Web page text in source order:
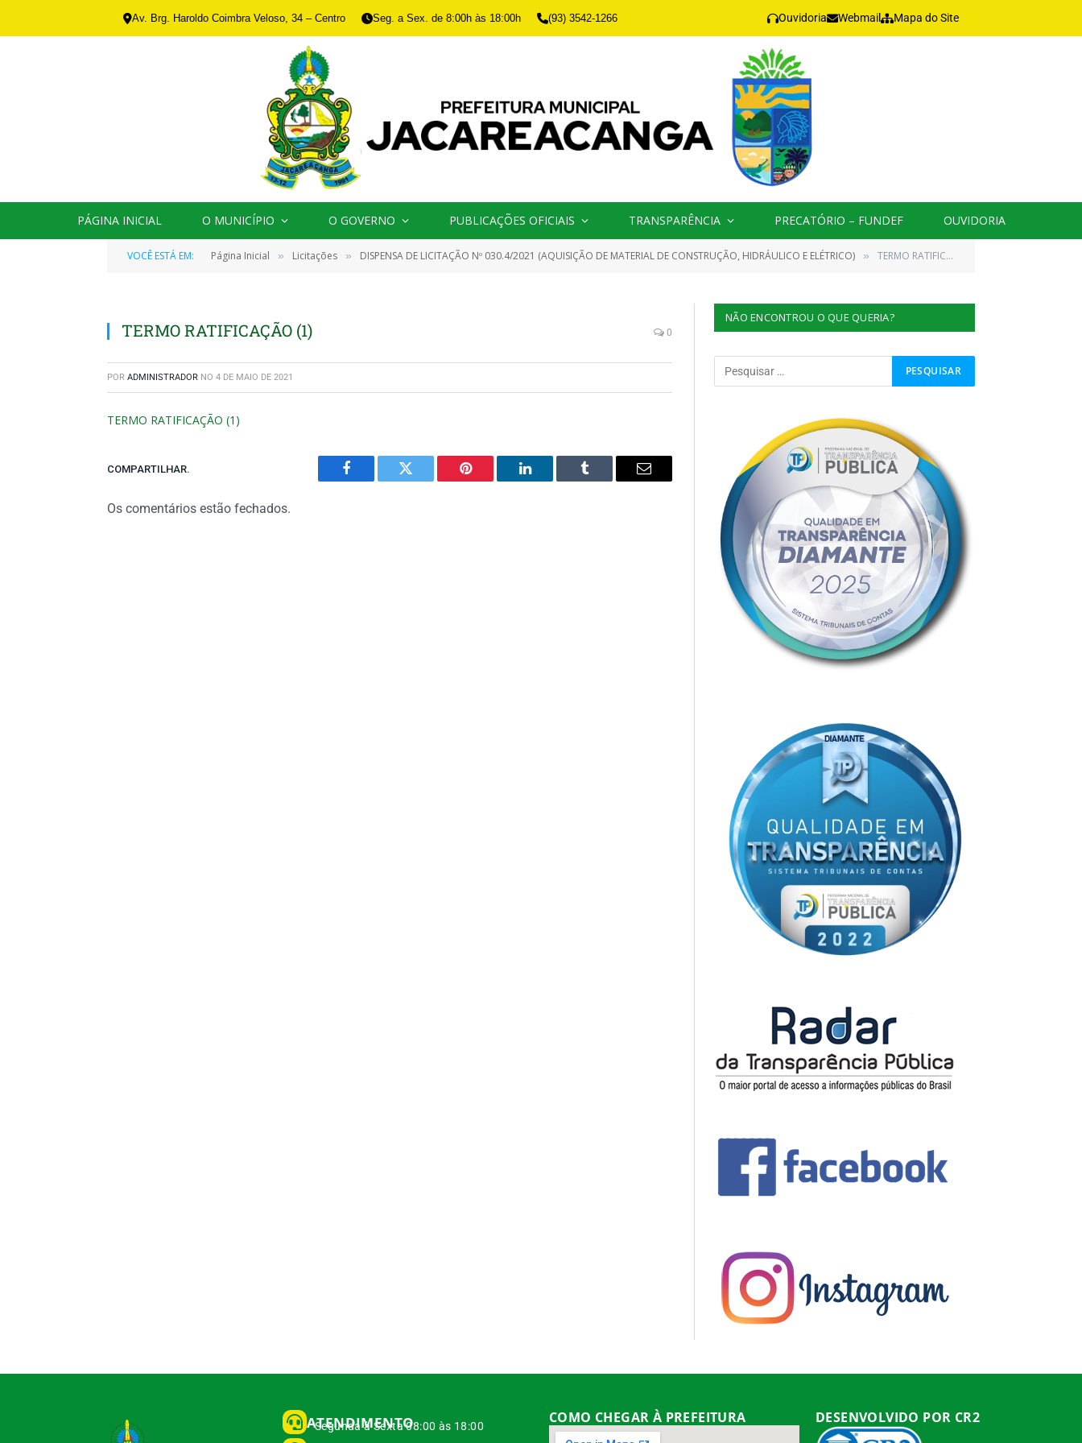
Av. Brg. Haroldo Coimbra Veloso, 34 – Centro Seg. a Sex. de 8:00h às 18:00h (93) 3542-1266 Ouvidoria Webmail Mapa do Site
PÁGINA INICIAL O MUNICÍPIO O GOVERNO PUBLICAÇÕES OFICIAIS TRANSPARÊNCIA PRECATÓRIO – FUNDEF OUVIDORIA
VOCÊ ESTÁ EM: Página Inicial » Licitações » DISPENSA DE LICITAÇÃO Nº 030.4/2021 (AQUISIÇÃO DE MATERIAL DE CONSTRUÇÃO, HIDRÁULICO E ELÉTRICO) » TERMO RATIFICAÇÃO (1)
TERMO RATIFICAÇÃO (1) 0
POR ADMINISTRADOR NO 4 DE MAIO DE 2021
TERMO RATIFICAÇÃO (1)
COMPARTILHAR.
Facebook Twitter Pinterest
O
Tumblr
E-
Os comentários estão fechados.
NÃO ENCONTROU O QUE QUERIA?
ATENDIMENTO
Segunda à Sexta 08:00 às 18:00 COMO CHEGAR À PREFEITURA DESENVOLVIDO POR CR2